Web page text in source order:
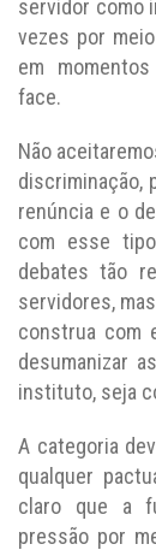
servidor como
vezes por
em
face.
Não
discriminação,
renúncia e o
com esse
debates tão
servidores,
construa com
desumanizar
instituto, seja
A categoria
qualquer
claro que a
pressão por